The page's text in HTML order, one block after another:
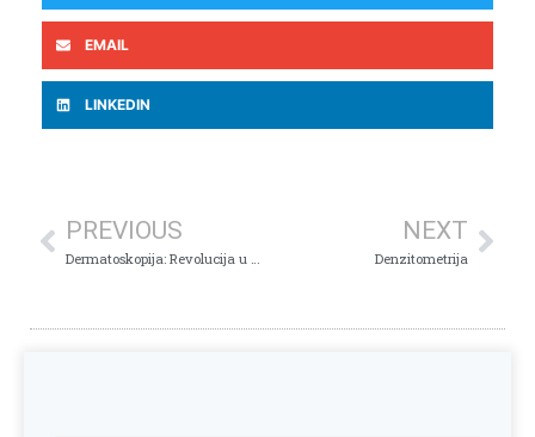
EMAIL
LINKEDIN
PREVIOUS
Dermatoskopija: Revolucija u brizi za vašu kožu!
NEXT
Denzitometrija